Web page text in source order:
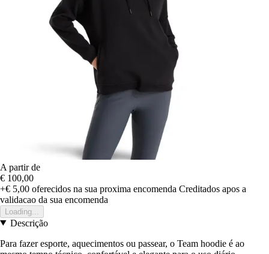
A partir de
€ 100,00
+€ 5,00 oferecidos na sua proxima encomenda Creditados apos a
validacao da sua encomenda
Loading...
Descrição
Para fazer esporte, aquecimentos ou passear, o Team hoodie é ao